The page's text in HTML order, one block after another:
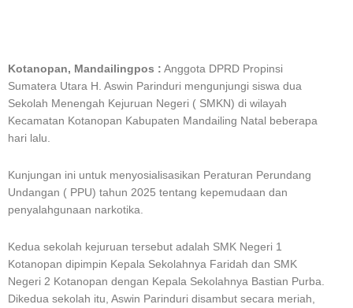
Kotanopan, Mandailingpos : Anggota DPRD Propinsi
Sumatera Utara H. Aswin Parinduri mengunjungi siswa dua
Sekolah Menengah Kejuruan Negeri ( SMKN) di wilayah
Kecamatan Kotanopan Kabupaten Mandailing Natal beberapa
hari lalu.
Kunjungan ini untuk menyosialisasikan Peraturan Perundang
Undangan ( PPU) tahun 2025 tentang kepemudaan dan
penyalahgunaan narkotika.
Kedua sekolah kejuruan tersebut adalah SMK Negeri 1
Kotanopan dipimpin Kepala Sekolahnya Faridah dan SMK
Negeri 2 Kotanopan dengan Kepala Sekolahnya Bastian Purba.
Dikedua sekolah itu, Aswin Parinduri disambut secara meriah,